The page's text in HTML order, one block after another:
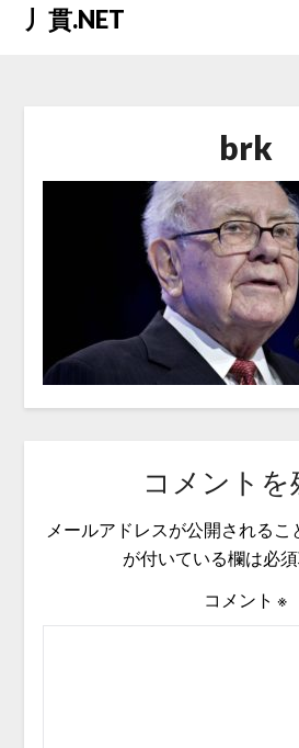
Skip丿貫.NET
brk
コメントを
メールアドレスが公開されるこ
が付いている欄は必
コメント ※